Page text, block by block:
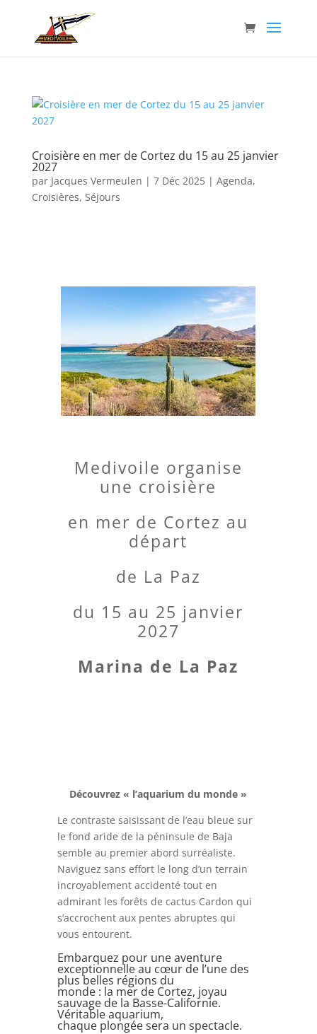
Croisière en mer de Cortez du 15 au 25 janvier
2027
par Jacques Vermeulen | 7 Déc 2025| Agenda,
Croisières, Séjours
Medivoile organise
une croisière
en mer de Cortez au
départ
de La Paz
du 15 au 25 janvier
2027
Marina de La Paz
Découvrez « l’aquarium du monde »
Le contraste saisissant de l’eau bleue sur
le fond aride de la péninsule de Baja
semble au premier abord surréaliste.
Naviguez sans effort le long d’un terrain
incroyablement accidenté tout en
admirant les forêts de cactus Cardon qui
s’accrochent aux pentes abruptes qui
vous entourent.
Embarquez pour une aventure
exceptionnelle au cœur de l’une des
plus belles régions du
monde : la mer de Cortez, joyau
sauvage de la Basse-Californie.
Véritable aquarium,
chaque plongée sera un spectacle.